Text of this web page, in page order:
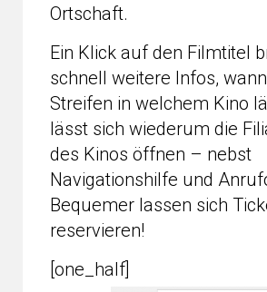
Ortschaft.
Ein Klick auf den Filmtitel
schnell weitere Infos,
Streifen in welchem Kino
lässt sich wiederum die
des Kinos öffnen – nebst
Navigationshilfe und
Bequemer lassen sich
reservieren!
[one_half]